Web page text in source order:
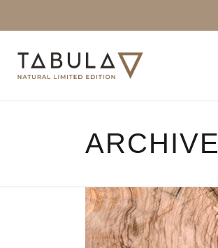
ARCHIVE